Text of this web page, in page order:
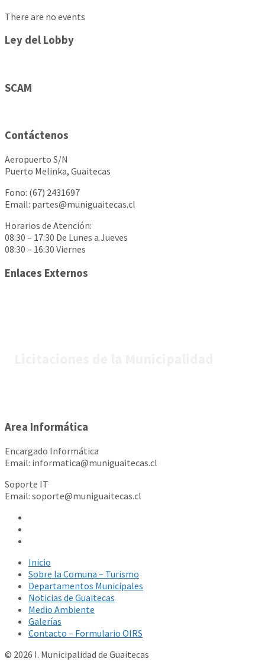
There are no events
Ley del Lobby
SCAM
Contáctenos
Aeropuerto S/N
Puerto Melinka, Guaitecas
Fono: (67) 2431697
Email: partes@muniguaitecas.cl
Horarios de Atención:
08:30 – 17:30 De Lunes a Jueves
08:30 – 16:30 Viernes
Enlaces Externos
Area Informática
Encargado Informática
Email: informatica@muniguaitecas.cl
Soporte IT
Email: soporte@muniguaitecas.cl
Inicio
Sobre la Comuna – Turismo
Departamentos Municipales
Noticias de Guaitecas
Medio Ambiente
Galerías
Contacto – Formulario OIRS
© 2026 I. Municipalidad de Guaitecas